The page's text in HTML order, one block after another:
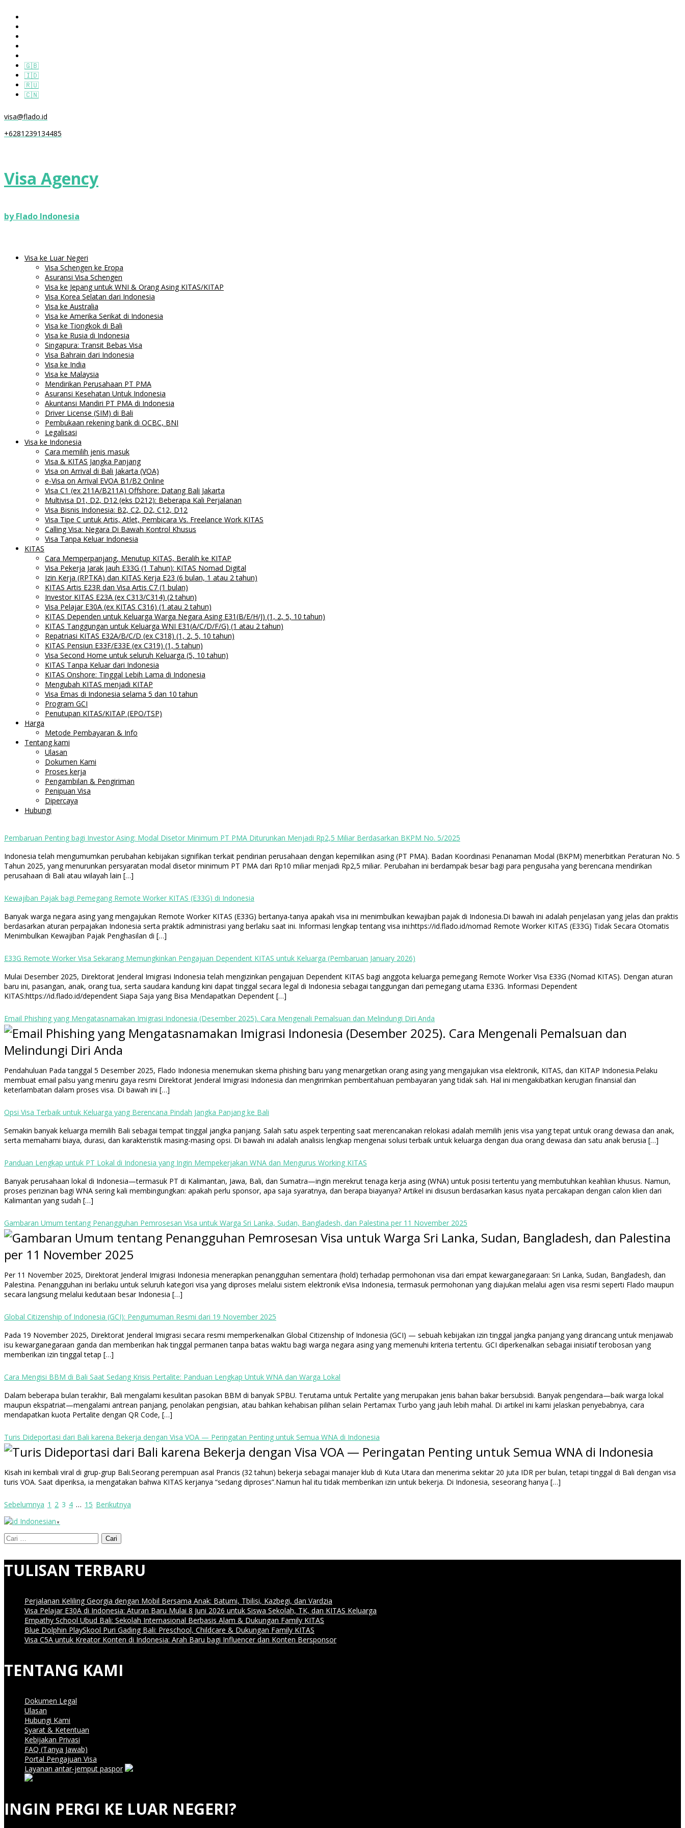
🇬🇧
🇮🇩
🇷🇺
🇨🇳
visa@flado.id
+6281239134485
Visa Agency
by Flado Indonesia
Visa ke Luar Negeri
Visa Schengen ke Eropa
Asuransi Visa Schengen
Visa ke Jepang untuk WNI & Orang Asing KITAS/KITAP
Visa Korea Selatan dari Indonesia
Visa ke Australia
Visa ke Amerika Serikat di Indonesia
Visa ke Tiongkok di Bali
Visa ke Rusia di Indonesia
Singapura: Transit Bebas Visa
Visa Bahrain dari Indonesia
Visa ke India
Visa ke Malaysia
Mendirikan Perusahaan PT PMA
Asuransi Kesehatan Untuk Indonesia
Akuntansi Mandiri PT PMA di Indonesia
Driver License (SIM) di Bali
Pembukaan rekening bank di OCBC, BNI
Legalisasi
Visa ke Indonesia
Cara memilih jenis masuk
Visa & KITAS Jangka Panjang
Visa on Arrival di Bali Jakarta (VOA)
e-Visa on Arrival EVOA B1/B2 Online
Visa C1 (ex 211A/B211A) Offshore: Datang Bali Jakarta
Multivisa D1, D2, D12 (eks D212): Beberapa Kali Perjalanan
Visa Bisnis Indonesia: B2, C2, D2, C12, D12
Visa Tipe C untuk Artis, Atlet, Pembicara Vs. Freelance Work KITAS
Calling Visa: Negara Di Bawah Kontrol Khusus
Visa Tanpa Keluar Indonesia
KITAS
Cara Memperpanjang, Menutup KITAS, Beralih ke KITAP
Visa Pekerja Jarak Jauh E33G (1 Tahun): KITAS Nomad Digital
Izin Kerja (RPTKA) dan KITAS Kerja E23 (6 bulan, 1 atau 2 tahun)
KITAS Artis E23R dan Visa Artis C7 (1 bulan)
Investor KITAS E23A (ex C313/C314) (2 tahun)
Visa Pelajar E30A (ex KITAS C316) (1 atau 2 tahun)
KITAS Dependen untuk Keluarga Warga Negara Asing E31(B/E/H/J) (1, 2, 5, 10 tahun)
KITAS Tanggungan untuk Keluarga WNI E31(A/C/D/F/G) (1 atau 2 tahun)
Repatriasi KITAS E32A/B/C/D (ex C318) (1, 2, 5, 10 tahun)
KITAS Pensiun E33F/E33E (ex C319) (1, 5 tahun)
Visa Second Home untuk seluruh Keluarga (5, 10 tahun)
KITAS Tanpa Keluar dari Indonesia
KITAS Onshore: Tinggal Lebih Lama di Indonesia
Mengubah KITAS menjadi KITAP
Visa Emas di Indonesia selama 5 dan 10 tahun
Program GCI
Penutupan KITAS/KITAP (EPO/TSP)
Harga
Metode Pembayaran & Info
Tentang kami
Ulasan
Dokumen Kami
Proses kerja
Pengambilan & Pengiriman
Penipuan Visa
Dipercaya
Hubungi
Pembaruan Penting bagi Investor Asing: Modal Disetor Minimum PT PMA Diturunkan Menjadi Rp2,5 Miliar Berdasarkan BKPM No. 5/2025
Indonesia telah mengumumkan perubahan kebijakan signifikan terkait pendirian perusahaan dengan kepemilikan asing (PT PMA). Badan Koordinasi Penanaman Modal (BKPM) menerbitkan Peraturan No. 5
Tahun 2025, yang menurunkan persyaratan modal disetor minimum PT PMA dari Rp10 miliar menjadi Rp2,5 miliar. Perubahan ini berdampak besar bagi para pengusaha yang berencana mendirikan
perusahaan di Bali atau wilayah lain […]
Kewajiban Pajak bagi Pemegang Remote Worker KITAS (E33G) di Indonesia
Banyak warga negara asing yang mengajukan Remote Worker KITAS (E33G) bertanya-tanya apakah visa ini menimbulkan kewajiban pajak di Indonesia.Di bawah ini adalah penjelasan yang jelas dan praktis
berdasarkan aturan perpajakan Indonesia serta praktik administrasi yang berlaku saat ini. Informasi lengkap tentang visa ini:https://id.flado.id/nomad Remote Worker KITAS (E33G) Tidak Secara Otomatis
Menimbulkan Kewajiban Pajak Penghasilan di […]
E33G Remote Worker Visa Sekarang Memungkinkan Pengajuan Dependent KITAS untuk Keluarga (Pembaruan January 2026)
Mulai Desember 2025, Direktorat Jenderal Imigrasi Indonesia telah mengizinkan pengajuan Dependent KITAS bagi anggota keluarga pemegang Remote Worker Visa E33G (Nomad KITAS). Dengan aturan
baru ini, pasangan, anak, orang tua, serta saudara kandung kini dapat tinggal secara legal di Indonesia sebagai tanggungan dari pemegang utama E33G. Informasi Dependent
KITAS:https://id.flado.id/dependent Siapa Saja yang Bisa Mendapatkan Dependent […]
Email Phishing yang Mengatasnamakan Imigrasi Indonesia (Desember 2025). Cara Mengenali Pemalsuan dan Melindungi Diri Anda
Pendahuluan Pada tanggal 5 Desember 2025, Flado Indonesia menemukan skema phishing baru yang menargetkan orang asing yang mengajukan visa elektronik, KITAS, dan KITAP Indonesia.Pelaku
membuat email palsu yang meniru gaya resmi Direktorat Jenderal Imigrasi Indonesia dan mengirimkan pemberitahuan pembayaran yang tidak sah. Hal ini mengakibatkan kerugian finansial dan
keterlambatan dalam proses visa. Di bawah ini […]
Opsi Visa Terbaik untuk Keluarga yang Berencana Pindah Jangka Panjang ke Bali
Semakin banyak keluarga memilih Bali sebagai tempat tinggal jangka panjang. Salah satu aspek terpenting saat merencanakan relokasi adalah memilih jenis visa yang tepat untuk orang dewasa dan anak,
serta memahami biaya, durasi, dan karakteristik masing-masing opsi. Di bawah ini adalah analisis lengkap mengenai solusi terbaik untuk keluarga dengan dua orang dewasa dan satu anak berusia […]
Panduan Lengkap untuk PT Lokal di Indonesia yang Ingin Mempekerjakan WNA dan Mengurus Working KITAS
Banyak perusahaan lokal di Indonesia—termasuk PT di Kalimantan, Jawa, Bali, dan Sumatra—ingin merekrut tenaga kerja asing (WNA) untuk posisi tertentu yang membutuhkan keahlian khusus. Namun,
proses perizinan bagi WNA sering kali membingungkan: apakah perlu sponsor, apa saja syaratnya, dan berapa biayanya? Artikel ini disusun berdasarkan kasus nyata percakapan dengan calon klien dari
Kalimantan yang sudah […]
Gambaran Umum tentang Penangguhan Pemrosesan Visa untuk Warga Sri Lanka, Sudan, Bangladesh, dan Palestina per 11 November 2025
Per 11 November 2025, Direktorat Jenderal Imigrasi Indonesia menerapkan penangguhan sementara (hold) terhadap permohonan visa dari empat kewarganegaraan: Sri Lanka, Sudan, Bangladesh, dan
Palestina. Penangguhan ini berlaku untuk seluruh kategori visa yang diproses melalui sistem elektronik eVisa Indonesia, termasuk permohonan yang diajukan melalui agen visa resmi seperti Flado maupun
secara langsung melalui kedutaan besar Indonesia […]
Global Citizenship of Indonesia (GCI): Pengumuman Resmi dari 19 November 2025
Pada 19 November 2025, Direktorat Jenderal Imigrasi secara resmi memperkenalkan Global Citizenship of Indonesia (GCI) — sebuah kebijakan izin tinggal jangka panjang yang dirancang untuk menjawab
isu kewarganegaraan ganda dan memberikan hak tinggal permanen tanpa batas waktu bagi warga negara asing yang memenuhi kriteria tertentu. GCI diperkenalkan sebagai inisiatif terobosan yang
memberikan izin tinggal tetap […]
Cara Mengisi BBM di Bali Saat Sedang Krisis Pertalite: Panduan Lengkap Untuk WNA dan Warga Lokal
Dalam beberapa bulan terakhir, Bali mengalami kesulitan pasokan BBM di banyak SPBU. Terutama untuk Pertalite yang merupakan jenis bahan bakar bersubsidi. Banyak pengendara—baik warga lokal
maupun ekspatriat—mengalami antrean panjang, penolakan pengisian, atau bahkan kehabisan pilihan selain Pertamax Turbo yang jauh lebih mahal. Di artikel ini kami jelaskan penyebabnya, cara
mendapatkan kuota Pertalite dengan QR Code, […]
Turis Dideportasi dari Bali karena Bekerja dengan Visa VOA — Peringatan Penting untuk Semua WNA di Indonesia
Kisah ini kembali viral di grup-grup Bali.Seorang perempuan asal Prancis (32 tahun) bekerja sebagai manajer klub di Kuta Utara dan menerima sekitar 20 juta IDR per bulan, tetapi tinggal di Bali dengan visa
turis VOA. Saat diperiksa, ia mengatakan bahwa KITAS kerjanya “sedang diproses”.Namun hal itu tidak memberikan izin untuk bekerja. Di Indonesia, seseorang hanya […]
Paginasi
pos
Sebelumnya 1 2 3 4 … 15 Berikutnya
Indonesian ▼
Cari
untuk:
TULISAN TERBARU
Perjalanan Keliling Georgia dengan Mobil Bersama Anak: Batumi, Tbilisi, Kazbegi, dan Vardzia
Visa Pelajar E30A di Indonesia: Aturan Baru Mulai 8 Juni 2026 untuk Siswa Sekolah, TK, dan KITAS Keluarga
Empathy School Ubud Bali: Sekolah Internasional Berbasis Alam & Dukungan Family KITAS
Blue Dolphin PlaySkool Puri Gading Bali: Preschool, Childcare & Dukungan Family KITAS
Visa C5A untuk Kreator Konten di Indonesia: Arah Baru bagi Influencer dan Konten Bersponsor
TENTANG KAMI
Dokumen Legal
Ulasan
Hubungi Kami
Syarat & Ketentuan
Kebijakan Privasi
FAQ (Tanya Jawab)
Portal Pengajuan Visa
Layanan antar-jemput paspor
INGIN PERGI KE LUAR NEGERI?